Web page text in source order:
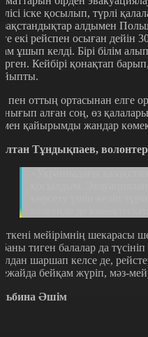
іске қосылып, түрлі
алдымен
екі рейспен осыған дейін
ұшып келді. Бірі білім
Кейбірі қонақтап
пен оттың ортасынан елге
алған соң, өз
қайырымды жандар
Тұндықпаев,
мейірімнің шекарасы
тиген балалар да
шаршап келсе де,
бейқам жүріп, мәз-
Әшім